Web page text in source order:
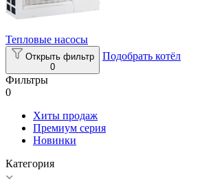
Тепловые насосы
Открыть фильтр
0
Подобрать котёл
Фильтры
0
Хиты продаж
Премиум серия
Новинки
Категория